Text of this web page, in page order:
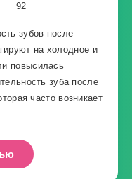
92
зубов после
на холодное и
повысилась
зуба после
часто возникает